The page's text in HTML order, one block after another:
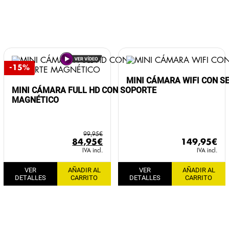
-15%
MINI CÁMARA FULL HD CON SOPORTE
MAGNÉTICO
99,95€
El
precio
original
era:
99,95€.
84,95€
precio
actual
84,95€.
IVA incl.
VER
DETALLES
AÑADIR AL
CARRITO
MINI CÁMARA WIFI CON
149,95€
IVA incl.
VER
DETALLES
AÑADIR AL
CARRITO